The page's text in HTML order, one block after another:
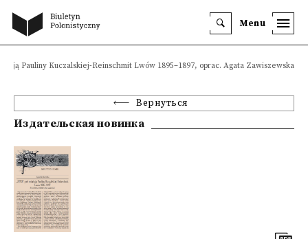
Menu
Pauliny Kuczalskiej-Reinschmit Lwów 1895–1897, oprac. Agata Zawiszewska
Вернуться
Издательская новинка